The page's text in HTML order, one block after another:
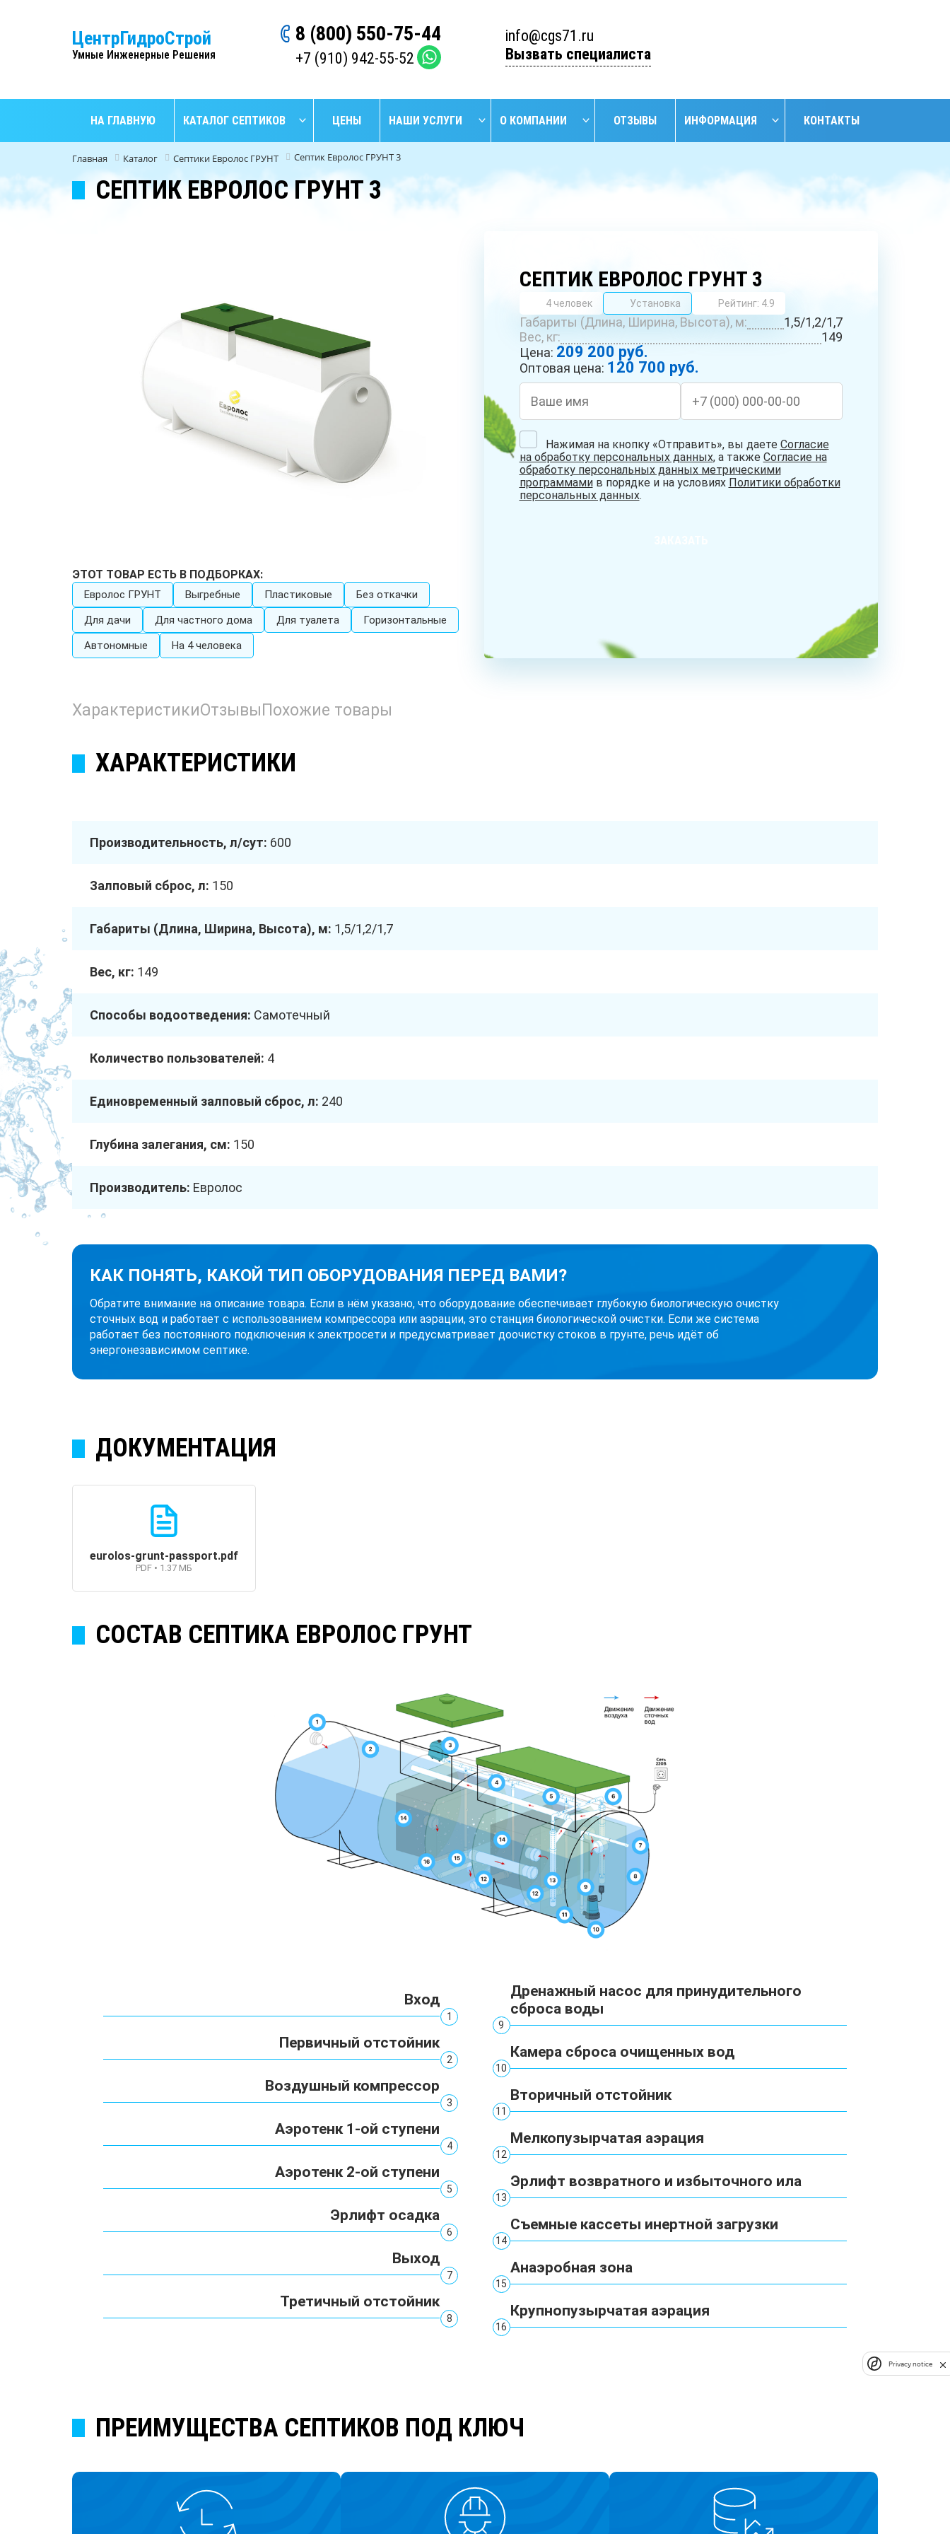
ЦентрГидроСтрой
Умные Инженерные Решения
8 (800) 550-75-44
+7 (910) 942-55-52
info@cgs71.ru
Вызвать специалиста
НА ГЛАВНУЮ КАТАЛОГ СЕПТИКОВ
НАЙТИ
ЦЕНЫ НАШИ УСЛУГИ
НАЙТИ
ОБУСТРОЙСТВО
СКВАЖИН С
АДАПТЕРОМ
РЕМОНТ
СКВАЖИН НА
ВОДУ
БУРЕНИЕ
КОЛОДЦЕВ
БУРЕНИЕ
СИСТЕМЫ
ОЧИСТКИ
СКВАЖИНА НА
ПЕСОК
О КОМПАНИИ ОТЗЫВЫ ИНФОРМАЦИЯ КОНТАКТЫ
Главная Каталог Септики Евролос ГРУНТ Септик Евролос ГРУНТ 3
СЕПТИК ЕВРОЛОС ГРУНТ 3
ЭТОТ ТОВАР ЕСТЬ В ПОДБОРКАХ:
Евролос ГРУНТ Выгребные Пластиковые
Без откачки
Для дачи
Для частного дома Для туалета
Горизонтальные
Автономные
На 4 человека
СЕПТИК ЕВРОЛОС ГРУНТ 3
4 человек Установка Рейтинг: 4.9
Габариты (Длина, Ширина, Высота), м:
1,5/1,2/1,7
Вес, кг:
149
Цена: 209 200 руб.
Оптовая цена: 120 700 руб.
Нажимая на кнопку «Отправить», вы даете Согласие
на обработку персональных данных, а также Согласие на
обработку персональных данных метрическими
программамив порядке и на условиях Политики обработки
персональных данных.
ХарактеристикиОтзывы Похожие товары
ХАРАКТЕРИСТИКИ
Производительность, л/сут: 600
Залповый сброс, л: 150
Габариты (Длина, Ширина, Высота), м: 1,5/1,2/1,7
Вес, кг: 149
Способы водоотведения: Самотечный
Количество пользователей: 4
Единовременный залповый сброс, л: 240
Глубина залегания, см: 150
Производитель: Евролос
КАК ПОНЯТЬ, КАКОЙ ТИП ОБОРУДОВАНИЯ ПЕРЕД ВАМИ?
Обратите внимание на описание товара. Если в нём указано, что оборудование обеспечивает глубокую биологическую очистку
сточных вод и работает с использованием компрессора или аэрации, это станция биологической очистки. Если же система
работает без постоянного подключения к электросети и предусматривает доочистку стоков в грунте, речь идёт об
энергонезависимом септике.
ДОКУМЕНТАЦИЯ
eurolos-grunt-passport.pdf
PDF • 1.37 МБ
СОСТАВ СЕПТИКА ЕВРОЛОС ГРУНТ
Вход
1
Первичный отстойник
2
Воздушный компрессор
3
Аэротенк 1-ой ступени
4
Аэротенк 2-ой ступени
5
Эрлифт осадка
6
Выход
7
Третичный отстойник
8
Дренажный насос для принудительного
сброса воды
9
Камера сброса очищенных вод
10
Вторичный отстойник
11
Мелкопузырчатая аэрация
12
Эрлифт возвратного и избыточного ила
13
Съемные кассеты инертной загрузки
14
Анаэробная зона
15
Крупнопузырчатая аэрация
16
ПРЕИМУЩЕСТВА СЕПТИКОВ ПОД КЛЮЧ
Privacy notice